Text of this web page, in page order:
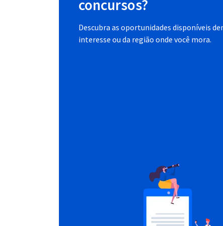
concursos?
Descubra as oportunidades disponíveis
interesse ou da região onde você mora.